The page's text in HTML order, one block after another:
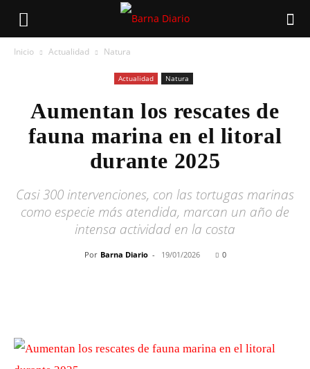
Inicio Actualidad Natura
Actualidad Natura
Aumentan los rescates de
fauna marina en el litoral
durante 2025
Casi 300 intervenciones, con las tortugas marinas
como especie más atendida, marcan un año de
intensa actividad en la costa
Por Barna Diario - 19/01/2026 0